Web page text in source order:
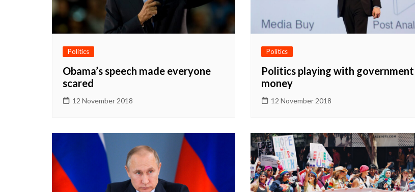
Politics
Obama’s speech made everyone
scared
12 November 2018
Politics
Politics playing with government
money
12 November 2018